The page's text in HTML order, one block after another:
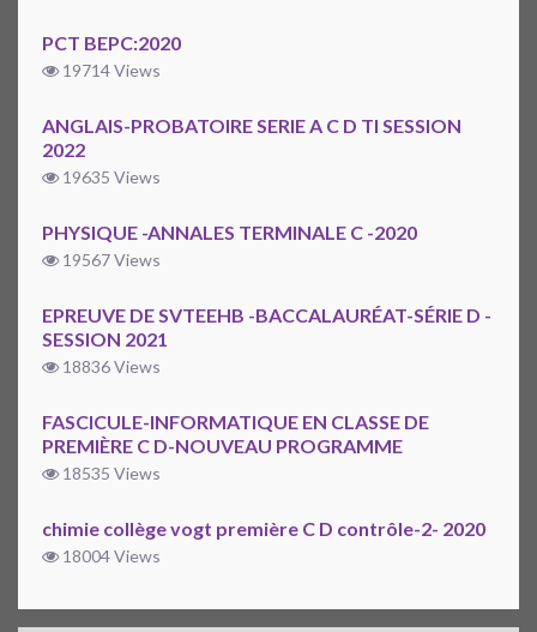
PCT BEPC:2020
19714 Views
ANGLAIS-PROBATOIRE SERIE A C D TI SESSION
2022
19635 Views
PHYSIQUE -ANNALES TERMINALE C -2020
19567 Views
EPREUVE DE SVTEEHB -BACCALAURÉAT-SÉRIE D -
SESSION 2021
18836 Views
FASCICULE-INFORMATIQUE EN CLASSE DE
PREMIÈRE C D-NOUVEAU PROGRAMME
18535 Views
chimie collège vogt première C D contrôle-2- 2020
18004 Views